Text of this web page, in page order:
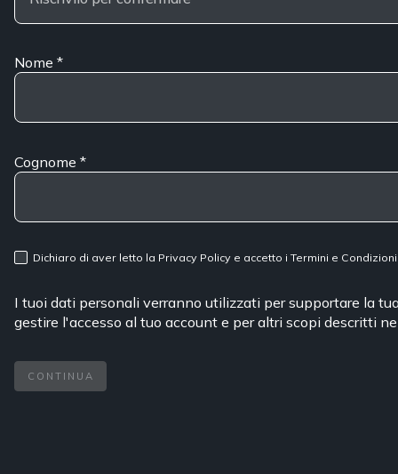
Nome*
Cognome*
Dichiaro di aver letto la Privacy Policye accetto i Termini e
I tuoi dati personali verranno utilizzati per supportare la
gestire l'accesso al tuo account e per altri scopi descritti
CONTINUA